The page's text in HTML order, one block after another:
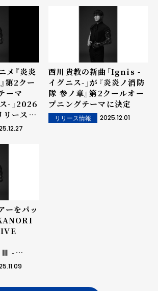
メ『炎炎
第2クー
ーマ
-」2026
ース決
西川貴教の新曲「Ignis -
イグニス-」が『炎炎ノ消防
隊 参ノ章』第2クールオー
プニングテーマに決定
リリース情報 2025.12.01
ーをパッ
Ⅲ -
24日
録曲よ
ライブ映